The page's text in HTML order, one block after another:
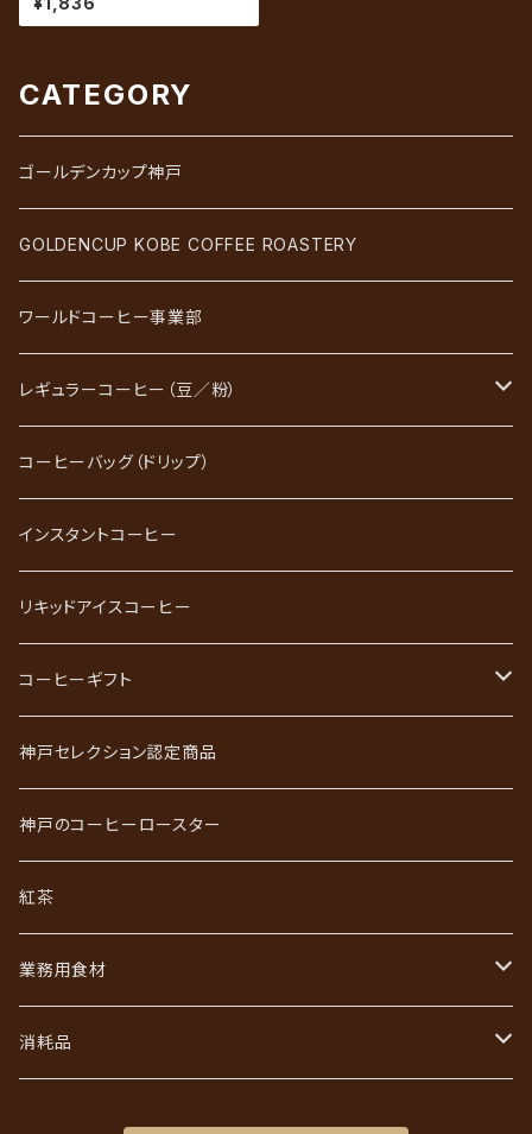
g（約20杯分）
CATEGORY
ゴールデンカップ神戸
GOLDENCUP KOBE COFFEE ROASTERY
ワールドコーヒー事業部
レギュラーコーヒー（豆／粉）
ブレンドコーヒー
ストレートコーヒー
スペシャルティコーヒー
ごーるど四季限定珈琲
かれんだー珈琲
神戸珈琲散策
ジュエリーコーヒーシリーズ
あなただけのブレンド
初回限定お試しセット
コーヒーバッグ（ドリップ）
インスタントコーヒー
リキッドアイスコーヒー
コーヒーギフト
神戸珈琲職人ギフト
神戸珈琲散策ギフト
ワールドコーヒーギフト
コーヒーバッグ（ドリップ）ギフト
インスタントコーヒーギフト
神戸セレクション認定商品
神戸のコーヒーロースター
紅茶
業務用食材
フレッシュ・シュガー・ガムシロ
消耗品